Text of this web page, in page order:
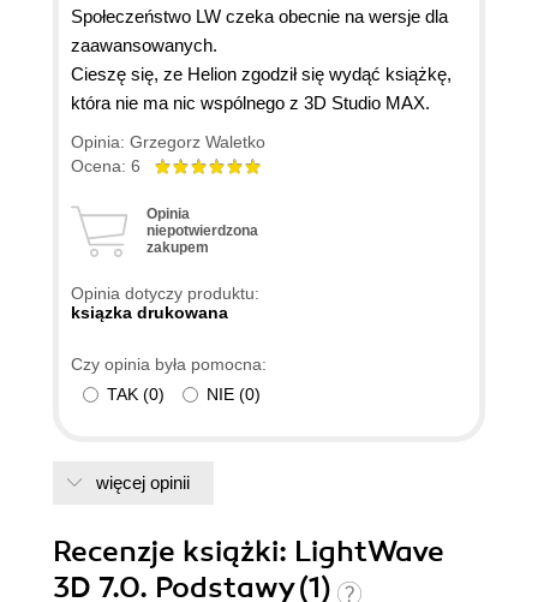
Społeczeństwo LW czeka obecnie na wersje dla
zaawansowanych.
Cieszę się, ze Helion zgodził się wydąć książkę,
która nie ma nic wspólnego z 3D Studio MAX.
Opinia: Grzegorz Waletko
Ocena: 6
Opinia
niepotwierdzona
zakupem
Opinia dotyczy produktu:
ksiązka drukowana
Czy opinia była pomocna:
TAK (0) NIE (0)
więcej opinii
Recenzje książki: LightWave
3D 7.0. Podstawy (1)